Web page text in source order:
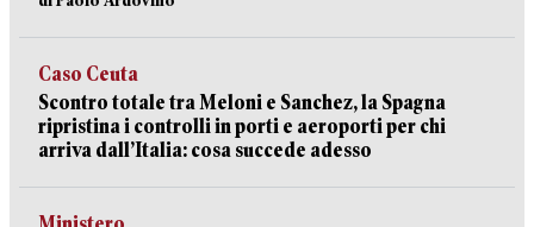
Caso Ceuta
Scontro totale tra Meloni e Sanchez, la Spagna
ripristina i controlli in porti e aeroporti per chi
arriva dall’Italia: cosa succede adesso